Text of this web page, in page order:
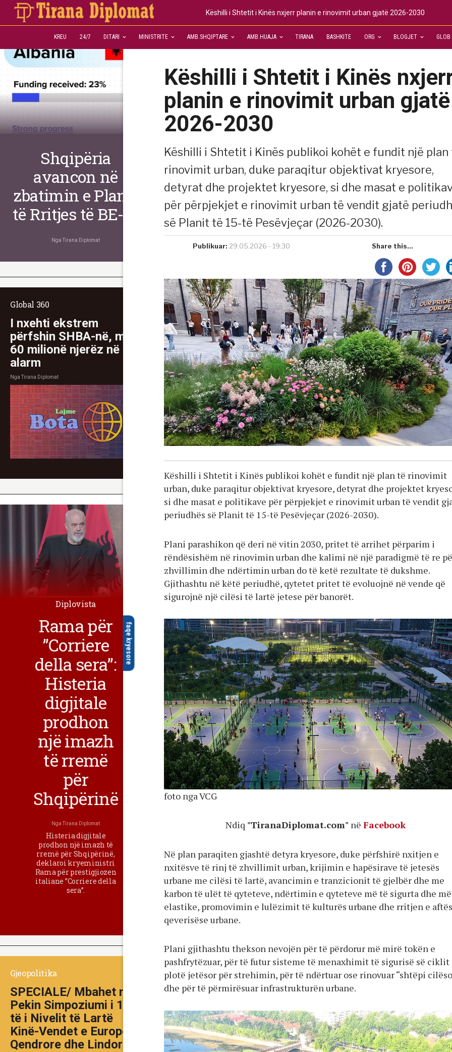
Këshilli i Shtetit i Kinës nxjerr planin e rinovimit urban gjatë 2026-2030
KREU 24/7 DITARI MINISTRITE AMB.SHQIPTARE AMB.HUAJA TIRANA BASHKITE ORG BLOGJET GLOB
faqe kryesore
Këshilli i Shtetit i Kinës
planin e rinovimit urban gjatë
2026-2030
Këshilli i Shtetit i Kinës publikoi kohët e fundit një plan
rinovimit urban, duke paraqitur objektivat kryesore,
detyrat dhe projektet kryesore, si dhe masat e
për përpjekjet e rinovimit urban të vendit gjatë
së Planit të 15-të Pesëvjeçar (2026-2030).
Publikuar: 29.05.2026 - 19:30 Share this...
Këshilli i Shtetit i Kinës publikoi kohët e fundit një plan të rinovimit
urban, duke paraqitur objektivat kryesore, detyrat dhe projektet
si dhe masat e politikave për përpjekjet e rinovimit urban të vendit
periudhës së Planit të 15-të Pesëvjeçar (2026-2030).
Plani parashikon që deri në vitin 2030, pritet të arrihet përparim i
rëndësishëm në rinovimin urban dhe kalimi në një paradigmë të re
zhvillimin dhe ndërtimin urban do të ketë rezultate të dukshme.
Gjithashtu në këtë periudhë, qytetet pritet të evoluojnë në vende që
sigurojnë një cilësi të lartë jetese për banorët.
foto nga VCG
Ndiq "TiranaDiplomat.com" në Facebook
Në plan paraqiten gjashtë detyra kryesore, duke përfshirë nxitjen e
nxitësve të rinj të zhvillimit urban, krijimin e hapësirave të jetesës
urbane me cilësi të lartë, avancimin e tranzicionit të gjelbër dhe me
karbon të ulët të qyteteve, ndërtimin e qyteteve më të sigurta dhe më
elastike, promovimin e lulëzimit të kulturës urbane dhe rritjen e
qeverisëse urbane.
Plani gjithashtu thekson nevojën për të përdorur më mirë tokën e
pashfrytëzuar, për të futur sisteme të menaxhimit të sigurisë së ciklit
plotë jetësor për strehimin, për të ndërtuar ose rinovuar “shtëpi
dhe për të përmirësuar infrastrukturën urbane.
Shqipëria
avancon në
zbatimin e Planit
të Rritjes të BE-së
Nga Tirana Diplomat
Global 360
I nxehti ekstrem
përfshin SHBA-në, mbi
60 milionë njerëz në
alarm
NgaTirana Diplomat
Diplovista
Rama për
”Corriere
della sera”:
Histeria
digjitale
prodhon
një imazh
të rremë
për
Shqipërinë
NgaTirana Diplomat
Histeria digjitale
prodhon një imazh të
rremë për Shqipërinë,
deklaroi kryeministri
Rama për prestigjiozen
italiane ”Corriere della
sera”.
Gjeopolitika
SPECIALE/ Mbahet në
Pekin Simpoziumi i 10-
të i Nivelit të Lartë
Kinë-Vendet e Europës
Qendrore dhe Lindore